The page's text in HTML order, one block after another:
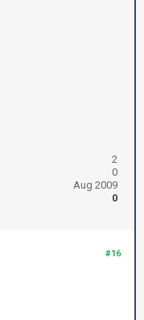
2
0
Aug 2009
0
#16